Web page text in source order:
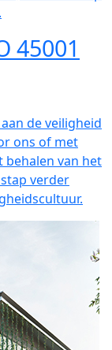
45001
de veiligheid
ons of met
behalen van het
verder